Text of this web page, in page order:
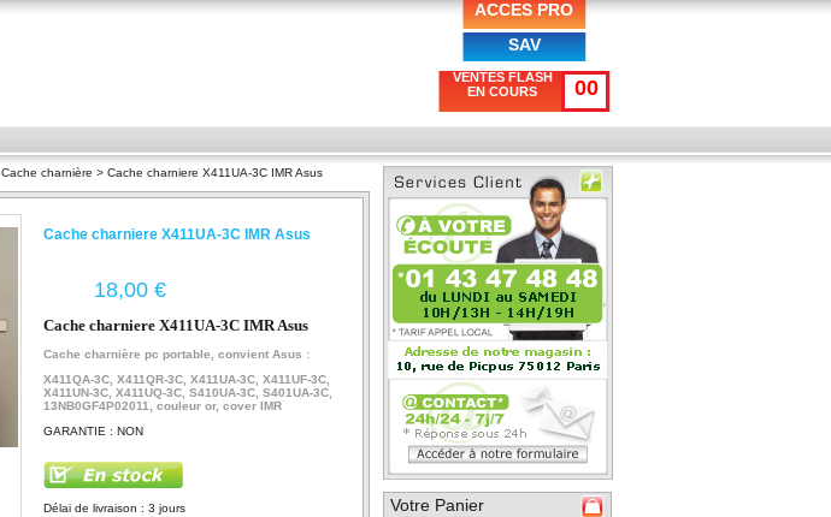
ACCES PRO
SAV
VENTES FLASH
EN COURS
00
Cache charnière > Cache charniere X411UA-3C IMR Asus
Cache charniere X411UA-3C IMR Asus
€
Cache charniere X411UA-3C IMR Asus
Cache charnière pc portable, convient Asus :
X411QA-3C, X411QR-3C, X411UA-3C, X411UF-3C,
X411UN-3C, X411UQ-3C, S410UA-3C, S401UA-3C,
13NB0GF4P02011, couleur or, cover IMR
GARANTIE : NON
Délai de livraison : 3 jours Votre Panier